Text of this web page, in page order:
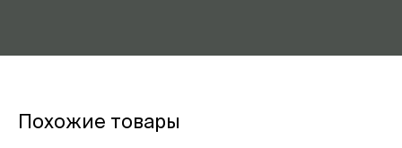
Похожие товары